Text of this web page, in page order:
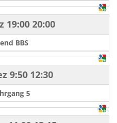
19:00 20:00
BBS
9:50 12:30
5